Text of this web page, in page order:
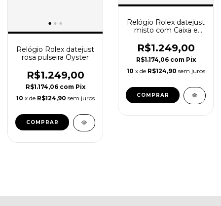
Relógio Rolex datejust
rosa pulseira Oyster
R$1.249,00
R$1.174,06 com Pix
10 x de R$124,90 sem juros
Relógio Rolex datejust
misto com Caixa e
R$1.249,00
R$1.174,06 com Pix
10 x de R$124,90 sem juros